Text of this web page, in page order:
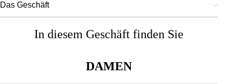
Das Geschäft
In diesem Geschäft finden Sie
DAMEN